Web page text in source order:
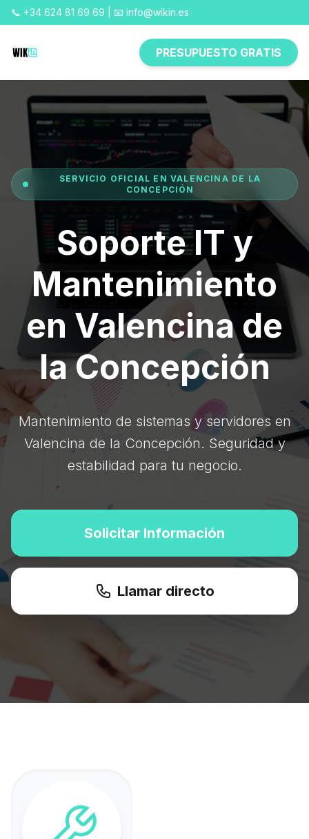
📞 +34 624 81 69 69 | 📧 info@wikin.es
PRESUPUESTO GRATIS
SERVICIO OFICIAL EN VALENCINA DE LA
CONCEPCIÓN
Soporte IT y
Mantenimiento
en Valencina de
la Concepción
Mantenimiento de sistemas y servidores en
Valencina de la Concepción. Seguridad y
estabilidad para tu negocio.
Solicitar Información
Llamar directo